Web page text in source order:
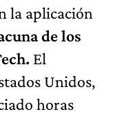
la aplicación
de los
El
Unidos,
horas